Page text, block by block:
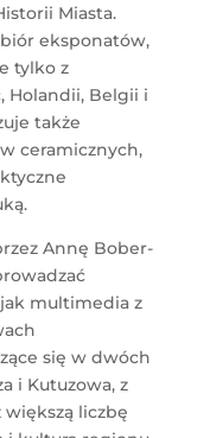
Miasta.
eksponatów,
tylko z
Holandii, Belgii i
także
ceramicznych,
Annę Bober-
multimedia z
się w dwóch
i Kutuzowa, z
liczbę